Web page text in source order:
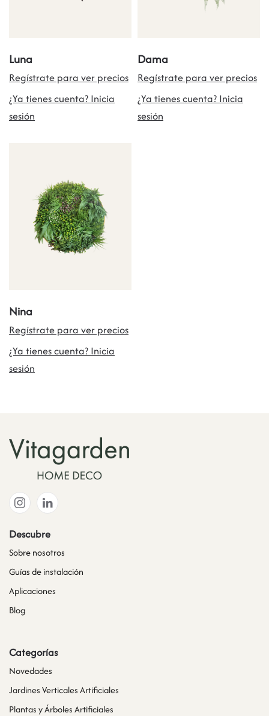
Luna
Regístrate para ver precios
¿Ya tienes cuenta? Inicia
sesión
Dama
Regístrate para ver precios
¿Ya tienes cuenta? Inicia
sesión
Nina
Regístrate para ver precios
¿Ya tienes cuenta? Inicia
sesión
Descubre
Sobre nosotros
Guías de instalación
Aplicaciones
Blog
Categorías
Novedades
Jardines Verticales Artificiales
Plantas y Árboles Artificiales